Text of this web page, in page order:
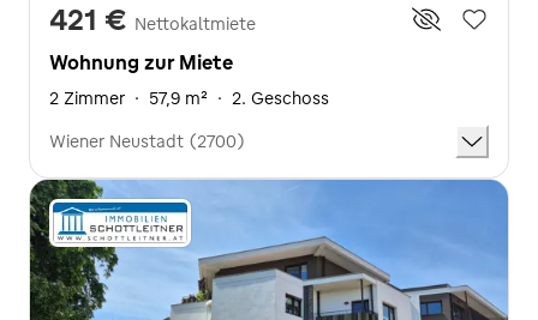
421 € Nettokaltmiete
Wohnung zur Miete
2 Zimmer · 57,9 m² · 2. Geschoss
Wiener Neustadt (2700)